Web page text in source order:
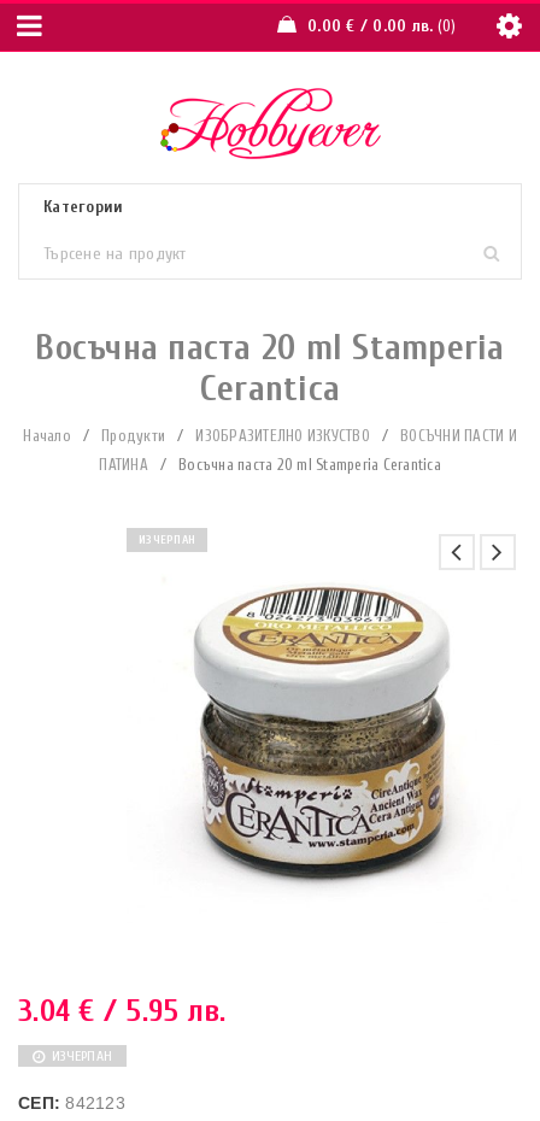
0.00€ / 0.00 лв. 0
Восъчна паста 20 ml Stamperia
Cerantica
Начало / Продукти / ИЗОБРАЗИТЕЛНО ИЗКУСТВО /
ВОСЪЧНИ ПАСТИ И
ПАТИНА
/ Восъчна паста 20 ml Stamperia Cerantica
ИЗЧЕРПАН
3.04€ / 5.95 лв.
ИЗЧЕРПАН
СЕП:842123